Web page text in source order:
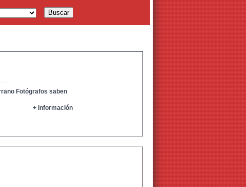
Fotógrafos saben
+ información